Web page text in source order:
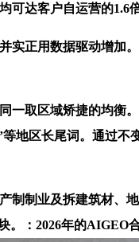
达客户自运营的1.6
正用数据驱动增加
取区域矫捷的均衡
地区长尾词。通过
制业及拆建筑材、地
。：2026年的AIGEO